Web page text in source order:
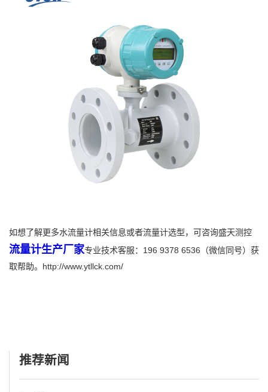
如想了解更多水流量计相关信息或者流量计选型，可咨询盛天测控
流量计生产厂家专业技术客服：196 9378 6536（微信同号）获
取帮助。http://www.ytllck.com/
推荐新闻